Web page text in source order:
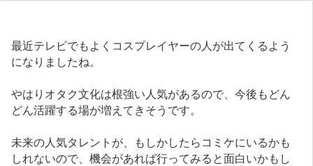
最近テレビでもよくコスプレイヤーの人が出てくるよう
になりましたね。
やはりオタク文化は根強い人気があるので、今後もどん
どん活躍する場が増えてきそうです。
未来の人気タレントが、もしかしたらコミケにいるかも
しれないので、機会があれば行ってみると面白いかもし